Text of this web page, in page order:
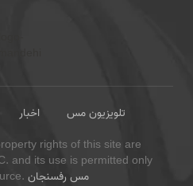
اخبار
تلویزیون مس
rights of this site are
and its use is permitted only
مس رفسنجان